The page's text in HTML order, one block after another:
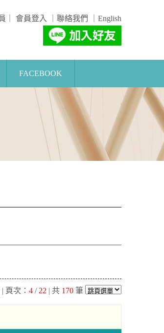
會員登入 聯絡我們 English
FACEBOOK
頁次： 4 / 22 | 共 170 筆